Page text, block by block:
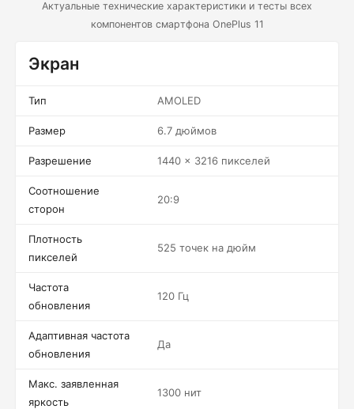
Актуальные технические характеристики и тесты всех
компонентов смартфона OnePlus 11
Экран
Тип AMOLED
Размер 6.7 дюймов
Разрешение 1440 x 3216 пикселей
Соотношение
сторон
20:9
Плотность
пикселей
525 точек на дюйм
Частота
обновления
120 Гц
Адаптивная частота
обновления
Да
Макс. заявленная
яркость
1300 нит